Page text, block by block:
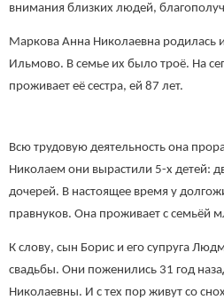
внимания близких людей,
Маркова Анна Николаевна родилась
Ильмово. В семье их было троё. На
проживает её сестра, ей 87 лет.
Всю трудовую деятельность она
Николаем они вырастили 5-х детей:
дочерей. В настоящее время у
правнуков. Она проживает с семьёй
К слову, сын Борис и его супруга
свадьбы. Они поженились 31 год
Николаевны. И с тех пор живут со